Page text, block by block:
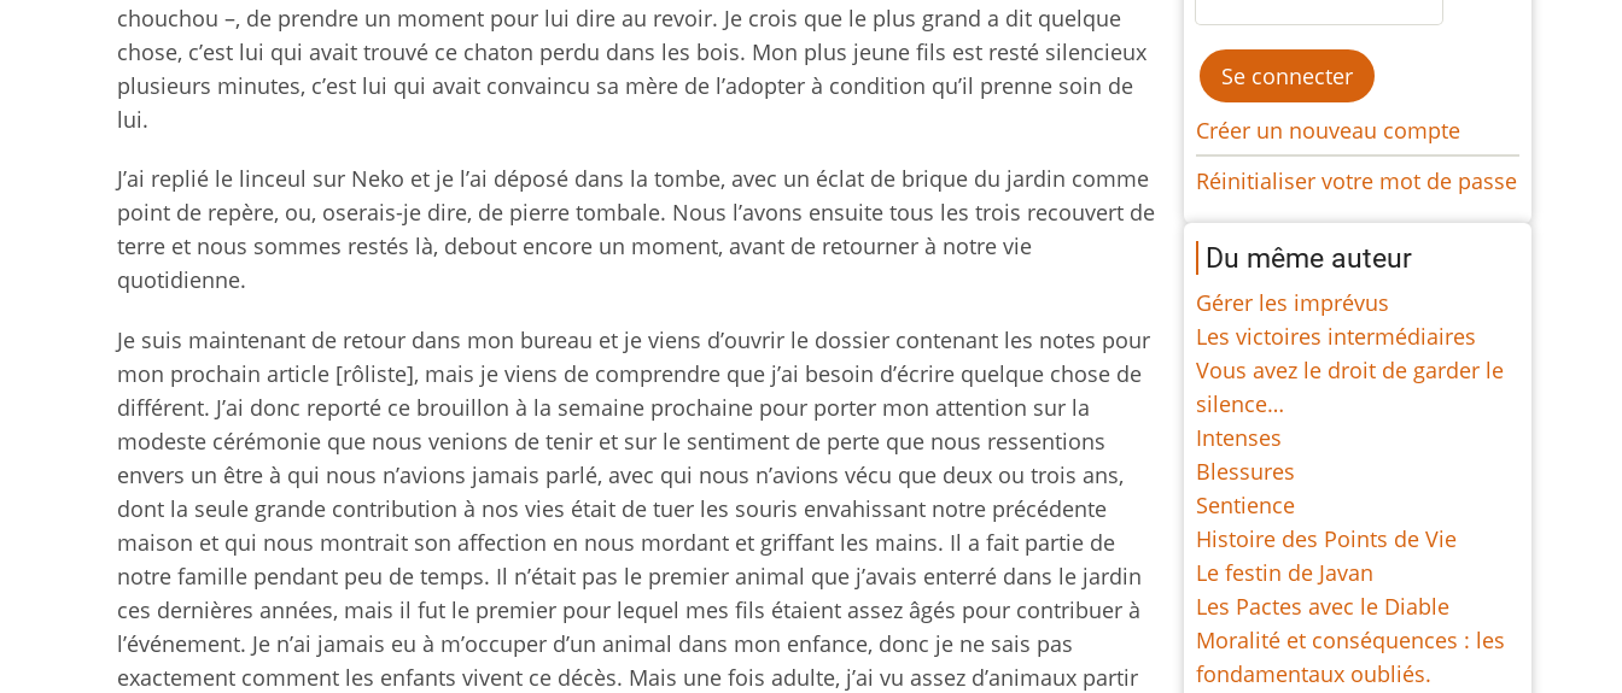
chouchou –, de prendre un moment pour lui dire au revoir. Je crois que le plus grand a dit quelque
chose, c’est lui qui avait trouvé ce chaton perdu dans les bois. Mon plus jeune fils est resté silencieux
plusieurs minutes, c’est lui qui avait convaincu sa mère de l’adopter à condition qu’il prenne soin de
lui.
J’ai replié le linceul sur Neko et je l’ai déposé dans la tombe, avec un éclat de brique du jardin comme
point de repère, ou, oserais-je dire, de pierre tombale. Nous l’avons ensuite tous les trois recouvert de
terre et nous sommes restés là, debout encore un moment, avant de retourner à notre vie
quotidienne.
Je suis maintenant de retour dans mon bureau et je viens d’ouvrir le dossier contenant les notes pour
mon prochain article [rôliste], mais je viens de comprendre que j’ai besoin d’écrire quelque chose de
différent. J’ai donc reporté ce brouillon à la semaine prochaine pour porter mon attention sur la
modeste cérémonie que nous venions de tenir et sur le sentiment de perte que nous ressentions
envers un être à qui nous n’avions jamais parlé, avec qui nous n’avions vécu que deux ou trois ans,
dont la seule grande contribution à nos vies était de tuer les souris envahissant notre précédente
maison et qui nous montrait son affection en nous mordant et griffant les mains. Il a fait partie de
notre famille pendant peu de temps. Il n’était pas le premier animal que j’avais enterré dans le jardin
ces dernières années, mais il fut le premier pour lequel mes fils étaient assez âgés pour contribuer à
l’événement. Je n’ai jamais eu à m’occuper d’un animal dans mon enfance, donc je ne sais pas
exactement comment les enfants vivent ce décès. Mais une fois adulte, j’ai vu assez d’animaux partir
Créer un nouveau compte
Réinitialiser votre mot de passe
Du même auteur
Gérer les imprévus
Les victoires intermédiaires
Vous avez le droit de garder le
silence…
Intenses
Blessures
Sentience
Histoire des Points de Vie
Le festin de Javan
Les Pactes avec le Diable
Moralité et conséquences : les
fondamentaux oubliés.